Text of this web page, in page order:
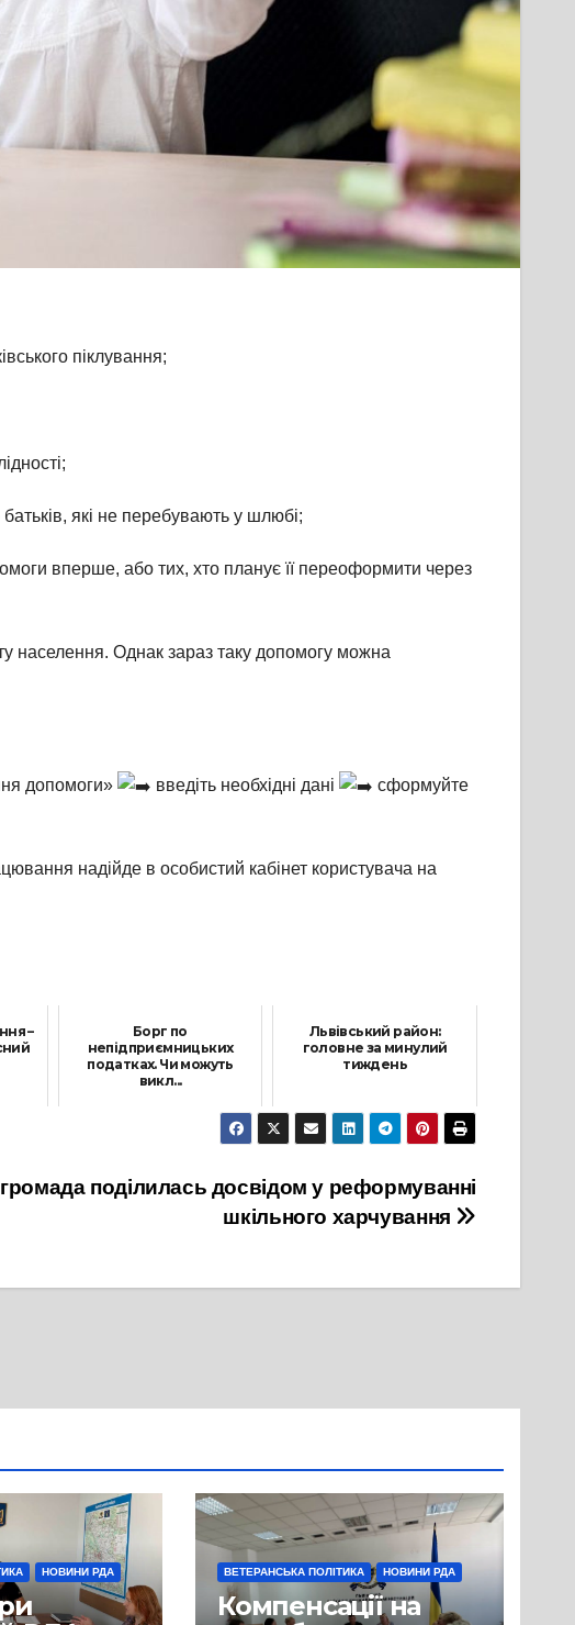
піклування;
які не перебувають у шлюбі;
вперше, або тих, хто планує її переоформити через
населення. Однак зараз таку допомогу можна
допомоги» введіть необхідні дані
сформуйте
надійде в особистий кабінет користувача на
–
Борг по
непідприємницьких
податках. Чи можуть
викл...
Львівський район:
головне за минулий
тиждень
15 Серпня, 2023
поділилась досвідом у реформуванні
шкільного харчування
НОВИНИ РДА ВЕТЕРАНСЬКА ПОЛІТИКА НОВИНИ РДА
Компенсації на